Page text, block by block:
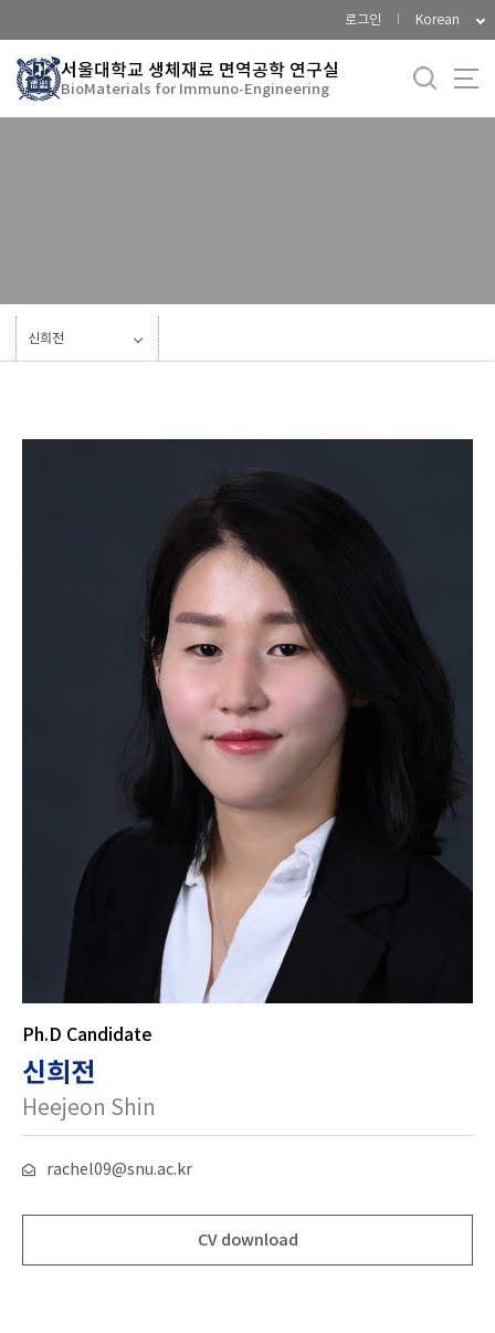
로
메
로그인 Korean
서울대학교 생체재료 면역공학 연구실
BioMaterials for Immuno-Engineering
Current Members
신희전
Ph.D Candidate
신희전
Heejeon Shin
rachel09@snu.ac.kr
CV download